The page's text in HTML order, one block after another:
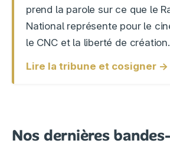
prend la parole sur ce que le
National représente pour le
le CNC et la liberté de création.
Lire la tribune et cosigner →
Nos dernières